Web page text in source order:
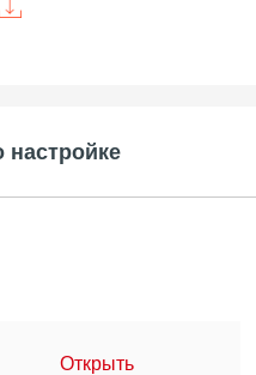
настройке
Открыть